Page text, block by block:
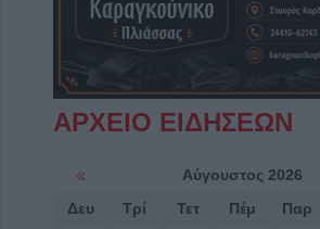
ΑΡΧΕΙΟ ΕΙΔΗΣΕΩΝ
« Αύγουστος 2026
Δευ Τρί Τετ Πέμ Παρ